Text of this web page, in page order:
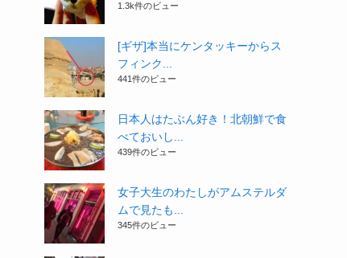
1.3k件のビュー
[ギザ]本当にケンタッキーからス
フィンク...
441件のビュー
日本人はたぶん好き！北朝鮮で食
べておいし...
439件のビュー
女子大生のわたしがアムステルダ
ムで見たも...
345件のビュー